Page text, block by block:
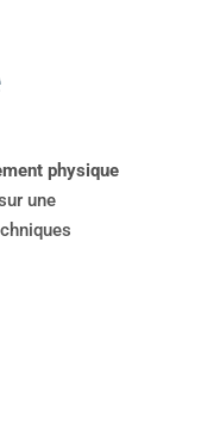
physique
une